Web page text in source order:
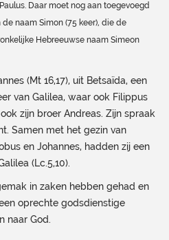
Daar moet nog aan toegevoegd
naam Simon (75 keer), die de
Hebreeuwse naam Simeon
(Mt 16,17), uit Betsaïda, een
van Galilea, waar ook Filippus
zijn broer Andreas. Zijn spraak
Samen met het gezin van
en Johannes, hadden zij een
(Lc.5,10).
in zaken hebben gehad en
oprechte godsdienstige
naar God.